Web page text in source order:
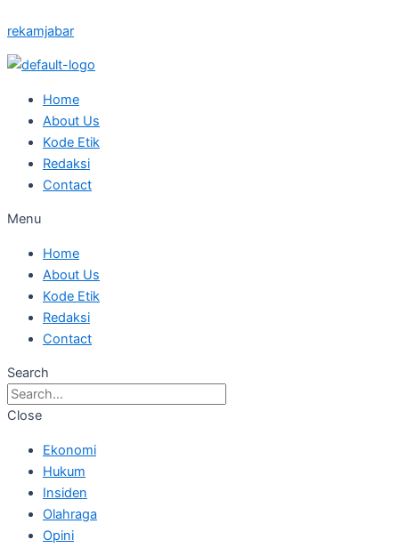
to
content
rekamjabar
Home
About Us
Kode Etik
Redaksi
Contact
Menu
Home
About Us
Kode Etik
Redaksi
Contact
Search
Close
Ekonomi
Hukum
Insiden
Olahraga
Opini